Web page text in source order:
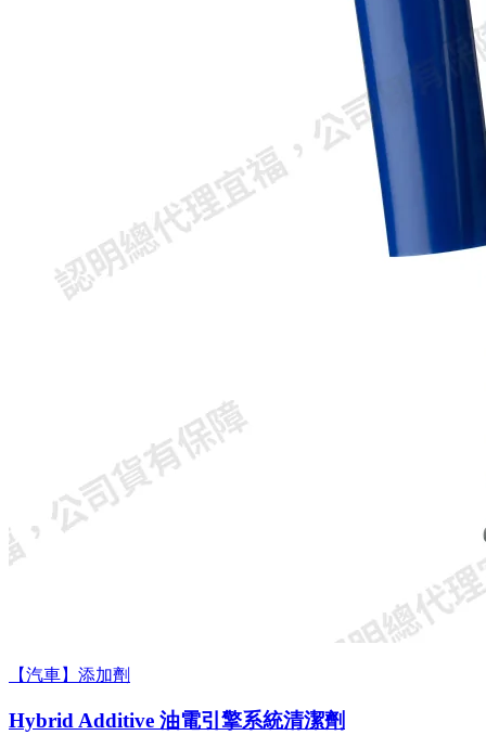
【汽車】添加劑
Hybrid Additive 油電引擎系統清潔劑